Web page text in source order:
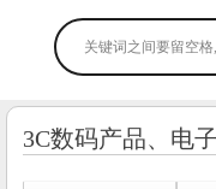
3C数码产品、电